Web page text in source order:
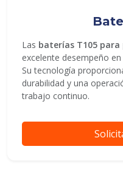
Las baterías T105 para
excelente desempeño
Su tecnología
durabilidad y una
trabajo continuo.